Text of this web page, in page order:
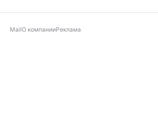
MailО компанииРеклама